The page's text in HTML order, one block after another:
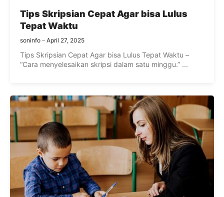
Tips Skripsian Cepat Agar bisa Lulus
Tepat Waktu
soninfo April 27, 2025
Tips Skripsian Cepat Agar bisa Lulus Tepat Waktu –
“Cara menyelesaikan skripsi dalam satu minggu.” ...